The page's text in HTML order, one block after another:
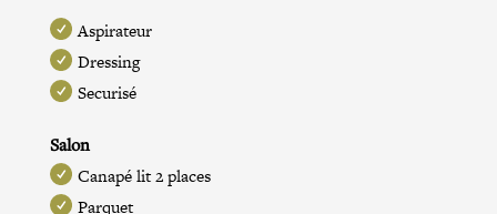
Aspirateur
Dressing
Securisé
Salon
Canapé lit 2 places
Parquet